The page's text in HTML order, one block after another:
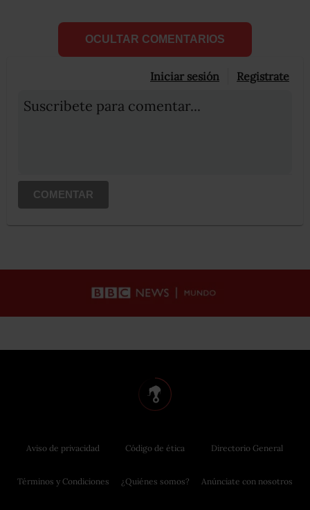
OCULTAR COMENTARIOS
Iniciar sesión Registrate
Suscribete para comentar...
COMENTAR
Aviso de privacidad
Términos y Condiciones
Código de ética
¿Quiénes somos?
Directorio General
Anúnciate con nosotros